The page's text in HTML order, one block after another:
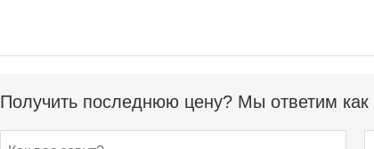
Получить последнюю цену? Мы ответим как